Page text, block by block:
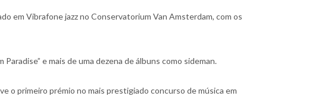
em Vibrafone jazz no Conservatorium Van Amsterdam, com os
e mais de uma dezena de álbuns como sideman.
o primeiro prémio no mais prestigiado concurso de música em